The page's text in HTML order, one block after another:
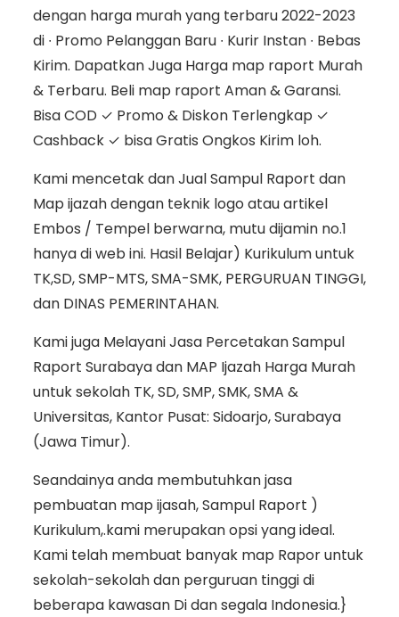
dengan harga murah yang terbaru 2022-2023
di ∙ Promo Pelanggan Baru ∙ Kurir Instan ∙ Bebas
Kirim. Dapatkan Juga Harga map raport Murah
& Terbaru. Beli map raport Aman & Garansi.
Bisa COD ✓ Promo & Diskon Terlengkap ✓
Cashback ✓ bisa Gratis Ongkos Kirim loh.
Kami mencetak dan Jual Sampul Raport dan
Map ijazah dengan teknik logo atau artikel
Embos / Tempel berwarna, mutu dijamin no.1
hanya di web ini. Hasil Belajar) Kurikulum untuk
TK,SD, SMP-MTS, SMA-SMK, PERGURUAN TINGGI,
dan DINAS PEMERINTAHAN.
Kami juga Melayani Jasa Percetakan Sampul
Raport Surabaya dan MAP Ijazah Harga Murah
untuk sekolah TK, SD, SMP, SMK, SMA &
Universitas, Kantor Pusat: Sidoarjo, Surabaya
(Jawa Timur).
Seandainya anda membutuhkan jasa
pembuatan map ijasah, Sampul Raport )
Kurikulum,.kami merupakan opsi yang ideal.
Kami telah membuat banyak map Rapor untuk
sekolah-sekolah dan perguruan tinggi di
beberapa kawasan Di dan segala Indonesia.}